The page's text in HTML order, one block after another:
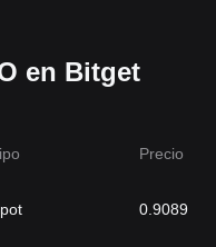
en Bitget
Precio
0.9089